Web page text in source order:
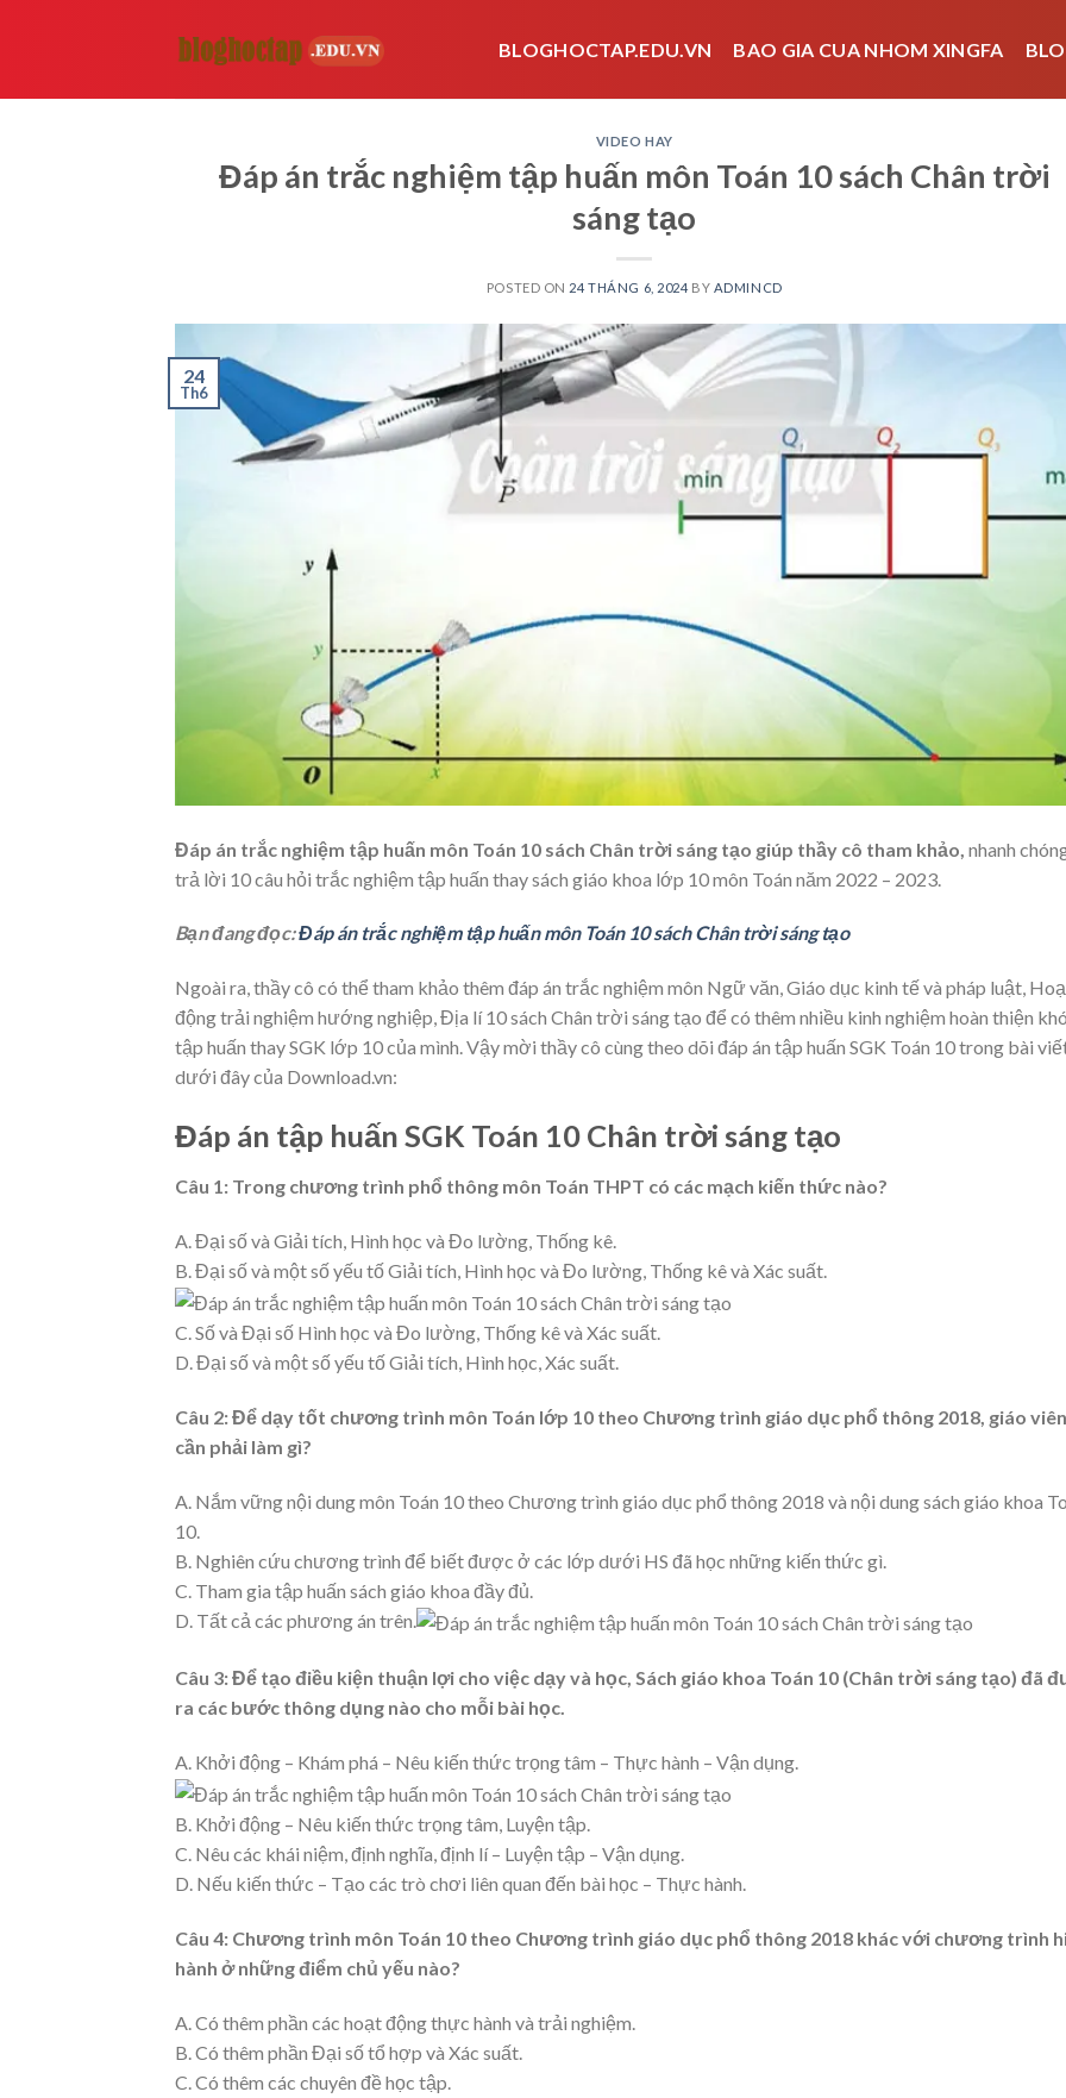
BLOGHOCTAP.EDU.VN BAO GIA CUA NHOM XINGFA
VIDEO HAY
Đáp án trắc nghiệm tập huấn môn Toán 10 sách Chân trời
sáng tạo
POSTED ON 24 THÁNG 6, 2024 BY ADMINCD
24
Th6
Đáp án trắc nghiệm tập huấn môn Toán 10 sách Chân trời sáng tạo giúp thầy cô tham khảo, nhanh
trả lời 10 câu hỏi trắc nghiệm tập huấn thay sách giáo khoa lớp 10 môn Toán năm 2022 – 2023.
Bạn đang đọc:Đáp án trắc nghiệm tập huấn môn Toán 10 sách Chân trời sáng tạo
Ngoài ra, thầy cô có thể tham khảo thêm đáp án trắc nghiệm môn Ngữ văn, Giáo dục kinh tế và pháp luật,
động trải nghiệm hướng nghiệp, Địa lí 10 sách Chân trời sáng tạo để có thêm nhiều kinh nghiệm hoàn thiện
tập huấn thay SGK lớp 10 của mình. Vậy mời thầy cô cùng theo dõi đáp án tập huấn SGK Toán 10 trong bài
dưới đây của Download.vn:
Đáp án tập huấn SGK Toán 10 Chân trời sáng tạo
Câu 1: Trong chương trình phổ thông môn Toán THPT có các mạch kiến thức nào?
A. Đại số và Giải tích, Hình học và Đo lường, Thống kê.
B. Đại số và một số yếu tố Giải tích, Hình học và Đo lường, Thống kê và Xác suất.
C. Số và Đại số Hình học và Đo lường, Thống kê và Xác suất.
D. Đại số và một số yếu tố Giải tích, Hình học, Xác suất.
Câu 2:Để dạy tốt chương trình môn Toán lớp 10 theo Chương trình giáo dục phổ thông 2018, giáo viên
cần phải làm gì?
A. Nắm vững nội dung môn Toán 10 theo Chương trình giáo dục phổ thông 2018 và nội dung sách giáo khoa
10.
B. Nghiên cứu chương trình để biết được ở các lớp dưới HS đã học những kiến thức gì.
C. Tham gia tập huấn sách giáo khoa đầy đủ.
D. Tất cả các phương án trên.
Câu 3:Để tạo điều kiện thuận lợi cho việc dạy và học, Sách giáo khoa Toán 10 (Chân trời sáng tạo) đã
ra các bước thông dụng nào cho mỗi bài học.
A. Khởi động – Khám phá – Nêu kiến thức trọng tâm – Thực hành – Vận dụng.
B. Khởi động – Nêu kiến thức trọng tâm, Luyện tập.
C. Nêu các khái niệm, định nghĩa, định lí – Luyện tập – Vận dụng.
D. Nếu kiến thức – Tạo các trò chơi liên quan đến bài học – Thực hành.
Câu 4: Chương trình môn Toán 10 theo Chương trình giáo dục phổ thông 2018 khác với chương trình
hành ở những điểm chủ yếu nào?
A. Có thêm phần các hoạt động thực hành và trải nghiệm.
B. Có thêm phần Đại số tổ hợp và Xác suất.
C. Có thêm các chuyên đề học tập.